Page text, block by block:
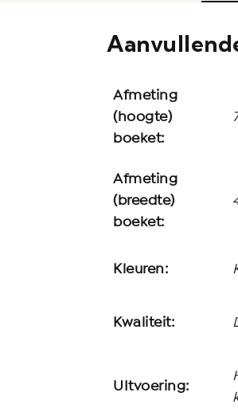
Afmeting
(hoogte)
boeket:
Afmeting
(breedte)
boeket:
Kleuren:
Kwaliteit:
UItvoering: